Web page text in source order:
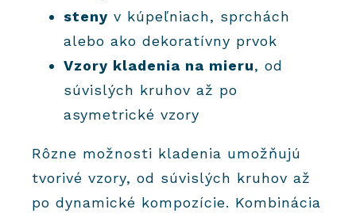
steny v kúpeľniach, sprchách
alebo ako dekoratívny prvok
Vzory kladenia na mieru, od
súvislých kruhov až po
asymetrické vzory
Rôzne možnosti kladenia umožňujú
tvorivé vzory, od súvislých kruhov až
po dynamické kompozície. Kombinácia